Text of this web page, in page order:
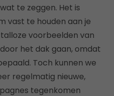
te zeggen. Het is
vast te houden aan je
voorbeelden van
het dak gaan, omdat
Toch kunnen we
regelmatig nieuwe,
tegenkomen